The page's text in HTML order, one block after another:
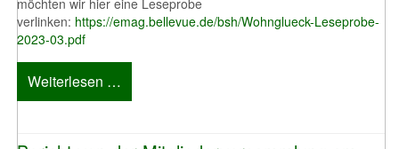
verlinken: https://emag.bellevue.de/bsh/Wohnglueck-Leseprobe-
2023-03.pdf
Weiterlesen …